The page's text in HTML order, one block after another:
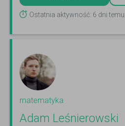
Ostatnia aktywność: 6 dni temu
matematyka
Adam Leśnierowski